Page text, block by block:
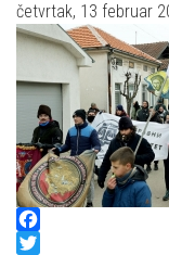
četvrtak, 13 februar
Facebook